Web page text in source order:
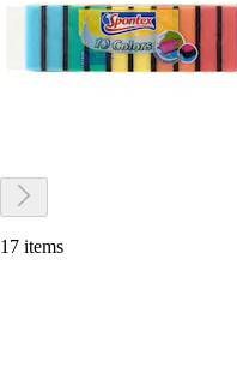
17 items